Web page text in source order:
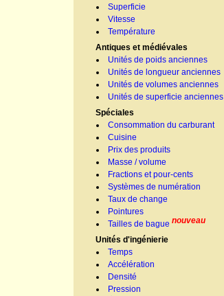
Superficie
Vitesse
Température
Antiques et médiévales
Unités de poids anciennes
Unités de longueur anciennes
Unités de volumes anciennes
Unités de superficie anciennes
Spéciales
Consommation du carburant
Cuisine
Prix des produits
Masse / volume
Fractions et pour-cents
Systèmes de numération
Taux de change
Pointures
Tailles de bague nouveau
Unités d'ingénierie
Temps
Accélération
Densité
Pression